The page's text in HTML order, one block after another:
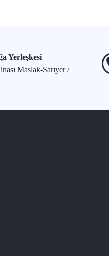
Yerleşkesi
Maslak-Sarıyer /